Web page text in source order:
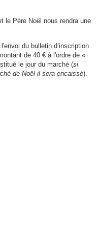
le Père Noël nous rendra une
du bulletin d’inscription
de 40 € à l'ordre de «
le jour du marché (si
de Noël il sera encaissé).